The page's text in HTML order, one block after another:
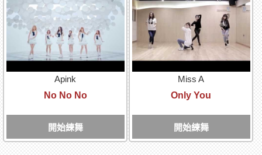
Apink
No No No
開始練舞
Miss A
Only You
開始練舞